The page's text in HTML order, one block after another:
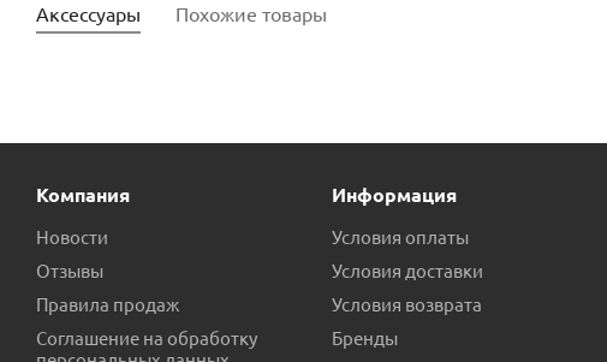
Аксессуары Похожие товары
Кольцо уплотнительное PUMPMAN CHL2/4 пр.КНР
Компания
Новости
Отзывы
Правила продаж
Соглашение на обработку
Информация
Условия оплаты
Условия доставки
Условия возврата
Бренды